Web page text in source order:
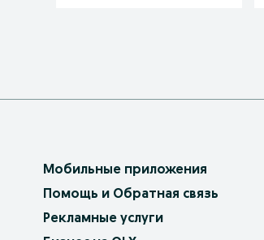
Мобильные приложения
Помощь и Обратная связь
Рекламные услуги